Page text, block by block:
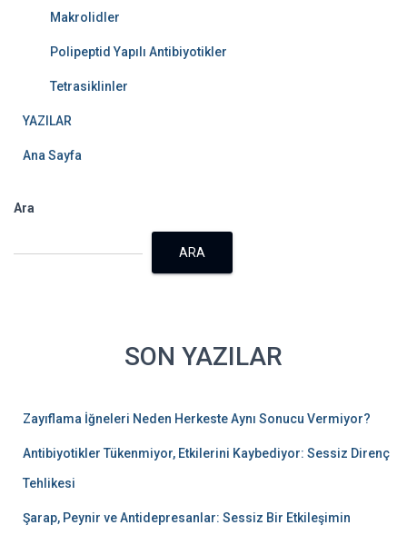
Makrolidler
Polipeptid Yapılı Antibiyotikler
Tetrasiklinler
YAZILAR
Ana Sayfa
Ara
ARA
SON YAZILAR
Zayıflama İğneleri Neden Herkeste Aynı Sonucu Vermiyor?
Antibiyotikler Tükenmiyor, Etkilerini Kaybediyor: Sessiz Direnç
Tehlikesi
Şarap, Peynir ve Antidepresanlar: Sessiz Bir Etkileşimin